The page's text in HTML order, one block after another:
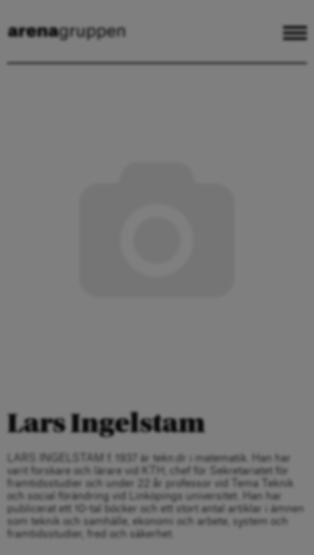
Lars Ingelstam
LARS INGELSTAM f. 1937 är tekn.dr i matematik. Han har
varit forskare och lärare vid KTH, chef för Sekretariatet för
framtidsstudier och under 22 år professor vid Tema Teknik
och social förändring vid Linköpings universitet. Han har
publicerat ett 10-tal böcker och ett stort antal artiklar i ämnen
som teknik och samhälle, ekonomi och arbete, system och
framtidsstudier, fred och säkerhet.